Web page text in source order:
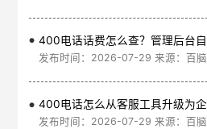
400电话话费怎么查？管理后台
发布时间：2026-07-29 来源：百
400电话怎么从客服工具升级为企
发布时间：2026-07-29 来源：百